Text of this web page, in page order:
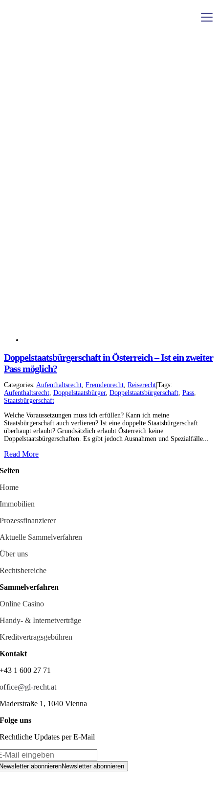
Facebook
Instagram
YouTube
LinkedIn
Doppelstaatsbürgerschaft in Österreich – Ist ein zweiter
Pass möglich?
Categories: Aufenthaltsrecht, Fremdenrecht, Reiserecht Tags:
Aufenthaltsrecht, Doppelstaatsbürger, Doppelstaatsbürgerschaft, Pass,
Staatsbürgerschaft
Welche Voraussetzungen muss ich erfüllen? Kann ich meine
Staatsbürgerschaft auch verlieren? Ist eine doppelte Staatsbürgerschaft
überhaupt erlaubt? Grundsätzlich erlaubt Österreich keine
Doppelstaatsbürgerschaften. Es gibt jedoch Ausnahmen und Spezialfälle...
Read More
Seiten
Home
Immobilien
Prozessfinanzierer
Aktuelle Sammelverfahren
Über uns
Rechtsbereiche
Sammelverfahren
Online Casino
Handy- & Internetverträge
Kreditvertragsgebühren
Kontakt
+43 1 600 27 71
office@gl-recht.at
Maderstraße 1, 1040 Vienna
Folge uns
Rechtliche Updates per E-Mail
abonnierenNewsletter abonnieren